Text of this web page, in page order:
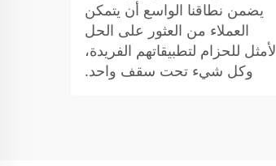
يضمن نطاقنا الواسع أن يتمكن
العملاء من العثور على الحل
الأمثل للحزام لتطبيقاتهم الفريدة،
وكل شيء تحت سقف واحد.